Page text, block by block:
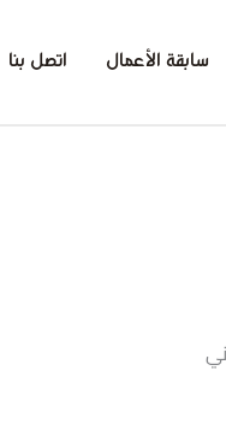
سابقة الأعمال اتصل بنا